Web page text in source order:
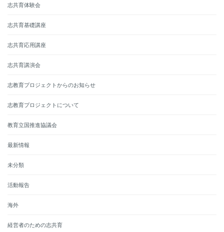
志共育体験会
志共育基礎講座
志共育応用講座
志共育講演会
志教育プロジェクトからのお知らせ
志教育プロジェクトについて
教育立国推進協議会
最新情報
未分類
活動報告
海外
経営者のための志共育